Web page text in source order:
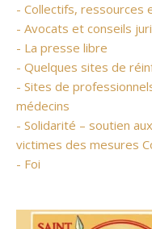
- Collectifs, ressources
- Avocats et conseils
- La presse libre
- Quelques sites de
- Sites de
médecins
- Solidarité – soutien
victimes des mesures
- Foi